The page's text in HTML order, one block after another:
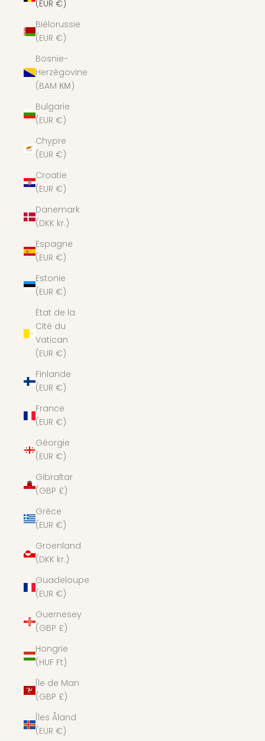
(EUR €)
Biélorussie
(EUR €)
Bosnie-
Herzégovine
(BAM КМ)
Bulgarie
(EUR €)
Chypre
(EUR €)
Croatie
(EUR €)
Danemark
(DKK kr.)
Espagne
(EUR €)
Estonie
(EUR €)
État de la
Cité du
Vatican
(EUR €)
Finlande
(EUR €)
France
(EUR €)
Géorgie
(EUR €)
Gibraltar
(GBP £)
Grèce
(EUR €)
Groenland
(DKK kr.)
Guadeloupe
(EUR €)
Guernesey
(GBP £)
Hongrie
(HUF Ft)
Île de Man
(GBP £)
Îles Åland
(EUR €)